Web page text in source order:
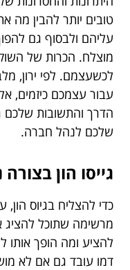
טובים יותר להבין מה
עליהם ולבסוף גם
מוצלח. הכרות של
לכשעצמם. לפי ירון,
עבור עצמכם כיזמים,
הדרך והתשובות שלכם
שלכם לנהל חברה.
גייסו הון בצורה
כדי להצליח בגיוס
מרשימה שתוכל
להציע ומה הופך
דמו עובד גם אם לא